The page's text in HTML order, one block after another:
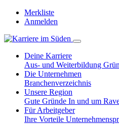
Merkliste
Anmelden
Deine Karriere
Aus- und Weiterbildung
Die Unternehmen
Branchenverzeichnis
Unsere Region
Gute Gründe In und um
Für Arbeitgeber
Ihre Vorteile